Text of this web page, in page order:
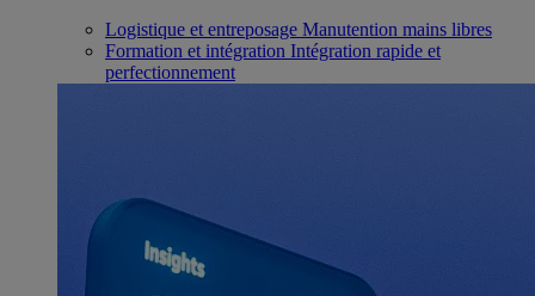
Logistique et entreposage Manutention mains libres
Formation et intégration Intégration rapide et
perfectionnement